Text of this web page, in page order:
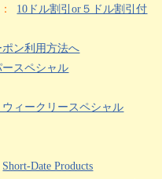
10ドル割引or５ドル割引付
ポン利用方法へ
ースペシャル
ィークリースペシャル
Short-Date Products